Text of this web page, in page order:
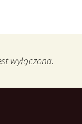
wyłączona.